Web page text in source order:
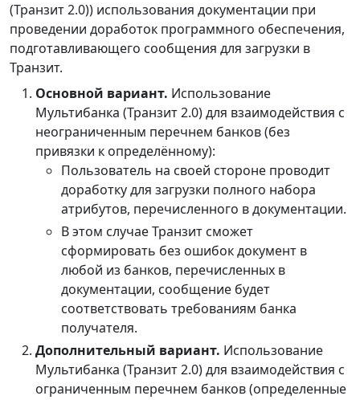
(Транзит 2.0)) использования документации при
проведении доработок программного обеспечения,
подготавливающего сообщения для загрузки в
Транзит.
Основной вариант. Использование
Мультибанка (Транзит 2.0) для взаимодействия с
неограниченным перечнем банков (без
привязки к определённому):
Пользователь на своей стороне проводит
доработку для загрузки полного набора
атрибутов, перечисленного в документации.
В этом случае Транзит сможет
сформировать без ошибок документ в
любой из банков, перечисленных в
документации, сообщение будет
соответствовать требованиям банка
получателя.
Дополнительный вариант. Использование
Мультибанка (Транзит 2.0) для взаимодействия с
ограниченным перечнем банков (определенные